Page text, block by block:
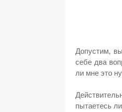
Допустим,
себе два
ли мне это
пытаетесь